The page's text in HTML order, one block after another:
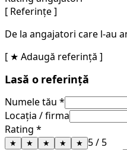
[ Referințe ]
De la angajatori care l-au
[ ★ Adaugă referință ]
Lasă o referință
Numele tău *
Locația / firma
Rating *
★ ★ ★ ★ ★ 5/ 5